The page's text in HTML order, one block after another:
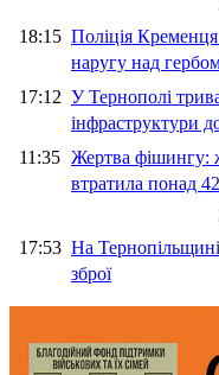
18:15 Поліція
наругу над
17:12 У Тернополі
інфраструктури
11:35 Жертва фішингу:
втратила понад
17:53 На
зброї